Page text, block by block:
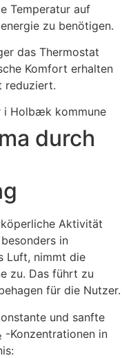
Temperatur auf
zu benötigen.
das Thermostat
Komfort erhalten
reduziert.
durch
Aktivität
in
Luft, nimmt die
zu. Das führt zu
für die Nutzer.
und sanfte
-Konzentrationen in